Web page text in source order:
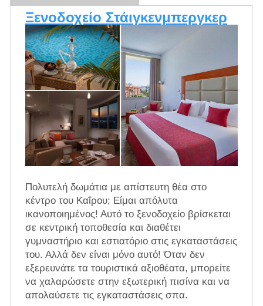
Ξενοδοχείο Στάιγκενμπεργκερ
Πολυτελή δωμάτια με απίστευτη θέα στο
κέντρο του Καΐρου; Είμαι απόλυτα
ικανοποιημένος! Αυτό το ξενοδοχείο βρίσκεται
σε κεντρική τοποθεσία και διαθέτει
γυμναστήριο και εστιατόριο στις εγκαταστάσεις
του. Αλλά δεν είναι μόνο αυτό! Όταν δεν
εξερευνάτε τα τουριστικά αξιοθέατα, μπορείτε
να χαλαρώσετε στην εξωτερική πισίνα και να
απολαύσετε τις εγκαταστάσεις σπα.